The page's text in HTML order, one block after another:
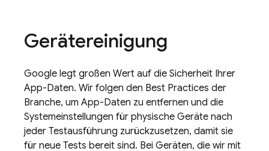
Gerätereinigung
Google legt großen Wert auf die Sicherheit Ihrer
App-Daten. Wir folgen den Best Practices der
Branche, um App-Daten zu entfernen und die
Systemeinstellungen für physische Geräte nach
jeder Testausführung zurückzusetzen, damit sie
für neue Tests bereit sind. Bei Geräten, die wir mit